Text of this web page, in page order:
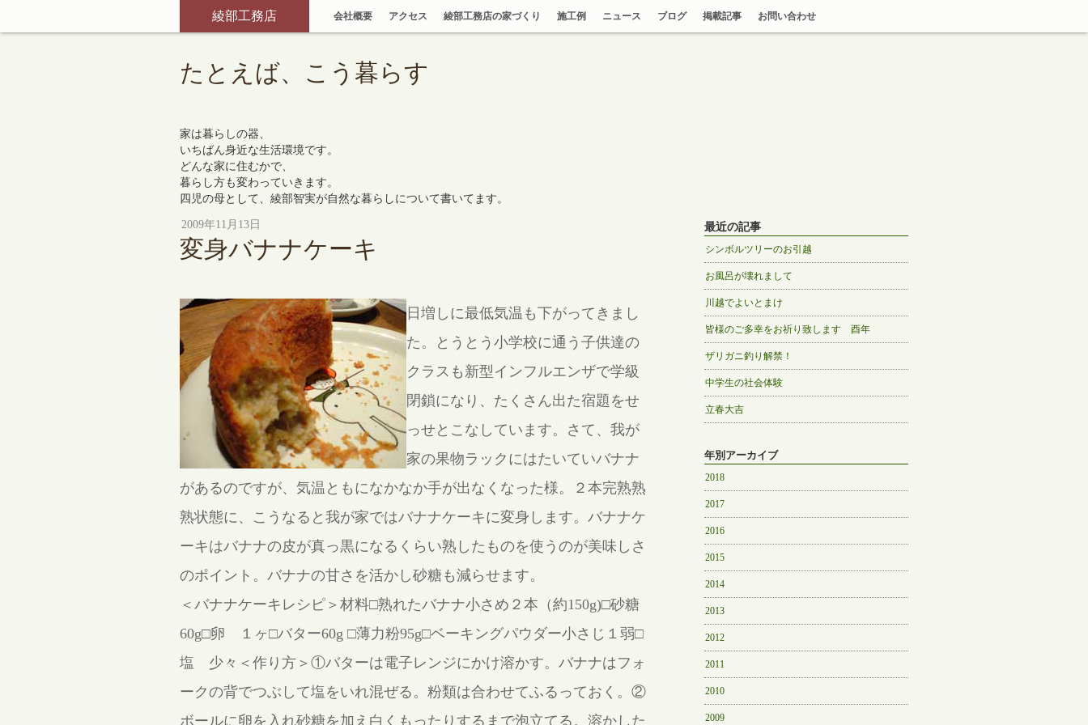
綾部工務店 会社概要 アクセス 綾部工務店の家づくり 施工例 ニュース ブログ 掲載記事 お問い合わせ
たとえば、こう暮らす
家は暮らしの器、
いちばん身近な生活環境です。
どんな家に住むかで、
暮らし方も変わっていきます。
四児の母として、綾部智実が自然な暮らしについて書いてます。
2009年11月13日
変身バナナケーキ
日増しに最低気温も下がってきまし
た。とうとう小学校に通う子供達の
クラスも新型インフルエンザで学級
閉鎖になり、たくさん出た宿題をせ
っせとこなしています。さて、我が
家の果物ラックにはたいていバナナ
があるのですが、気温ともになかなか手が出なくなった様。２本完熟熟
熟状態に、こうなると我が家ではバナナケーキに変身します。バナナケ
ーキはバナナの皮が真っ黒になるくらい熟したものを使うのが美味しさ
のポイント。バナナの甘さを活かし砂糖も減らせます。
＜バナナケーキレシピ＞材料□熟れたバナナ小さめ２本（約150g)□砂糖
60g□卵 １ヶ□バター60g □薄力粉95g□ベーキングパウダー小さじ１弱□
塩 少々＜作り方＞①バターは電子レンジにかけ溶かす。バナナはフォ
ークの背でつぶして塩をいれ混ぜる。粉類は合わせてふるっておく。②
ボールに卵を入れ砂糖を加え白くもったりするまで泡立てる。溶かした
最近の記事
シンボルツリーのお引越
お風呂が壊れまして
川越でよいとまけ
皆様のご多幸をお祈り致します 酉年
ザリガニ釣り解禁！
中学生の社会体験
立春大吉
年別アーカイブ
2018
2017
2016
2015
2014
2013
2012
2011
2010
2009